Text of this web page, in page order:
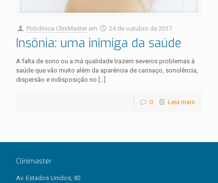
Policlínica CliniMaster em 24 de outubro de 2017
Insônia: uma inimiga da saúde
A falta de sono ou a má qualidade trazem severos problemas à
saúde que vão muito além da aparência de cansaço, sonolência,
dispersão e indisposição no
0 Leia mais
Clinimaster
Av. Estados Unidos, 82